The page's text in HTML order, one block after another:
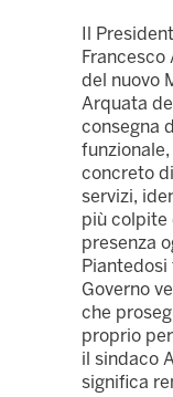
Il
Francesco
del nuovo
Arquata
consegna
concreto
servizi,
più colpite
presenza
Piantedosi
Governo
che
proprio
il sindaco
significa